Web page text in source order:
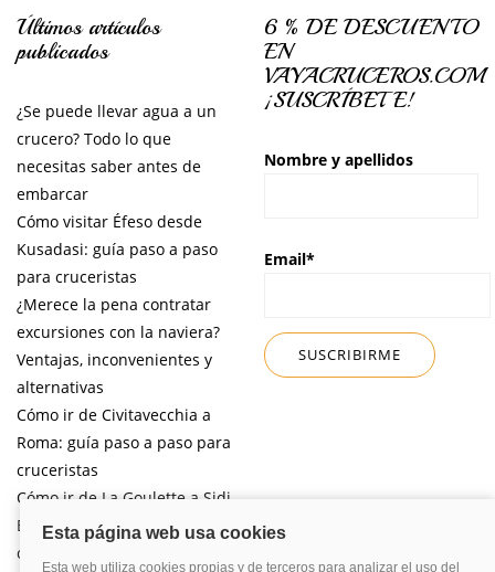
Últimos artículos
publicados
¿Se puede llevar agua a un
crucero? Todo lo que
necesitas saber antes de
embarcar
Cómo visitar Éfeso desde
Kusadasi: guía paso a paso
para cruceristas
¿Merece la pena contratar
excursiones con la naviera?
Ventajas, inconvenientes y
alternativas
Cómo ir de Civitavecchia a
Roma: guía paso a paso para
cruceristas
Cómo ir de La Goulette a Sidi
Bou Said por libre desde tu
crucero
6 % DE DESCUENTO
EN
VAYACRUCEROS.COM
¡SUSCRÍBETE!
Nombre y apellidos
Email*